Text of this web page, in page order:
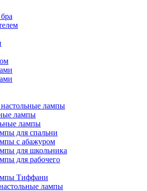
лампы
лампы
лампы
для спальни
с абажуром
для школьника
для рабочего
Тиффани
лампы